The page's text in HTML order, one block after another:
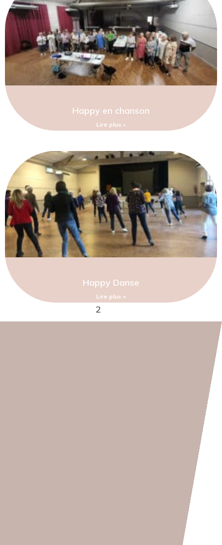
Happy en chanson
Lire plus »
Happy Danse
Lire plus »
2